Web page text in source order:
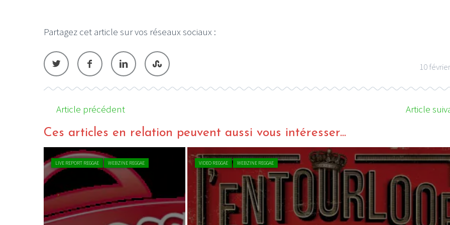
Partagez cet article sur vos réseaux sociaux :
10
Article précédent Article
Ces articles en relation peuvent aussi vous intéresser...
LIVE REPORT REGGAE WEBZINE REGGAE VIDEO REGGAE WEBZINE REGGAE
LE GROS RIFFIFI –
LE GROS RIFFIFI –